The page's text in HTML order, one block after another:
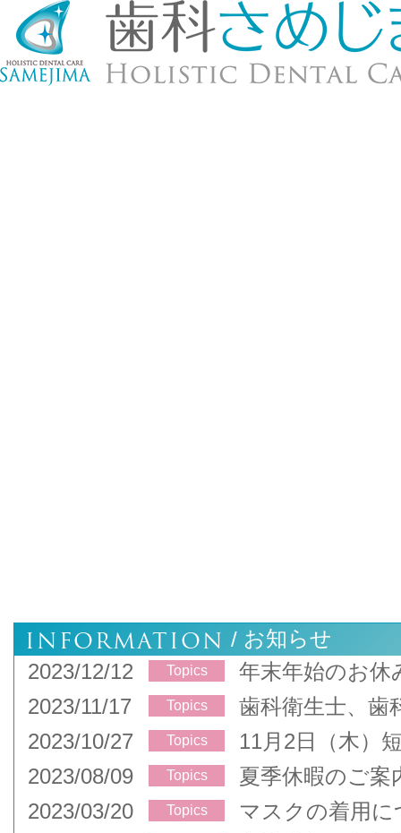
INFORMATION / お知らせ
2023/12/12
Topics
年末年始のお休
2023/11/17
Topics
歯科衛生士、歯
2023/10/27
Topics
11月2日（木）
2023/08/09
Topics
夏季休暇のご案
2023/03/20
Topics
マスクの着用に